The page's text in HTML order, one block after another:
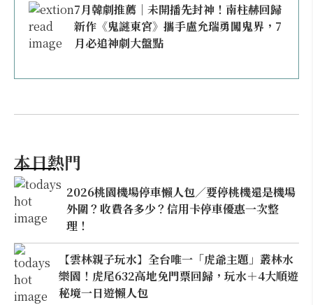
7月韓劇推薦｜未開播先封神！南柱赫回歸
新作《鬼謎東宮》攜手盧允瑞勇闖鬼界，7
月必追神劇大盤點
本日熱門
2026桃園機場停車懶人包／要停桃機還是機場
外圍？收費各多少？信用卡停車優惠一次整
理！
【雲林親子玩水】全台唯一「虎爺主題」叢林水
樂園！虎尾632高地免門票回歸，玩水＋4大順遊
秘境一日遊懶人包